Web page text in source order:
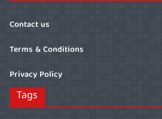
Contact us
Terms & Conditions
Privacy Policy
Tags